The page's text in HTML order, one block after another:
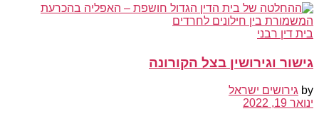
בית דין רבני
גישור וגירושין בצל הקורונה
by גירושים ישראל
ינואר 19, 2022